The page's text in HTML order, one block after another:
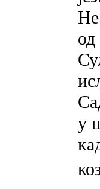
од
у